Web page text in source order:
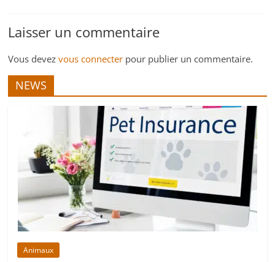
Laisser un commentaire
Vous devezvous connecter pour publier un commentaire.
NEWS
Animaux